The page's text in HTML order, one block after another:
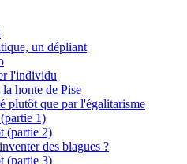
un dépliant
l'individu
honte de Pise
plutôt que par l'égalitarisme
1)
(partie 2)
des blagues ?
(partie 3)